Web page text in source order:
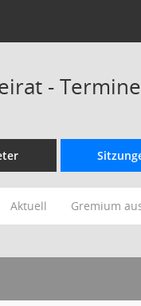
-
Aktuell Gremium